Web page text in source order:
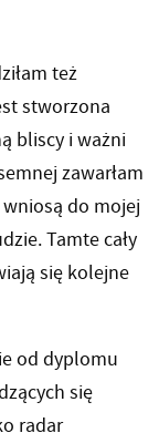
też
stworzona
bliscy i ważni
zawarłam
do mojej
Tamte cały
się kolejne
od dyplomu
się
radar